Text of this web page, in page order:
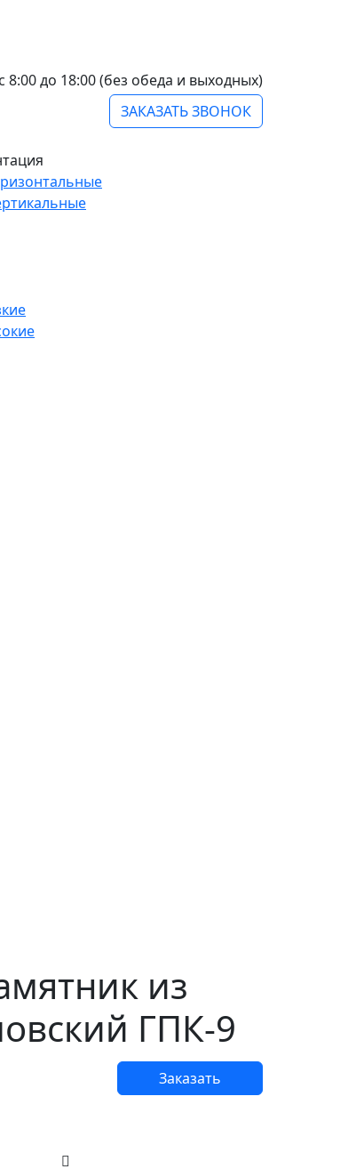
8:00 до 18:00 (без обеда и выходных)
ЗАКАЗАТЬ ЗВОНОК
из
ГПК-9
Заказать